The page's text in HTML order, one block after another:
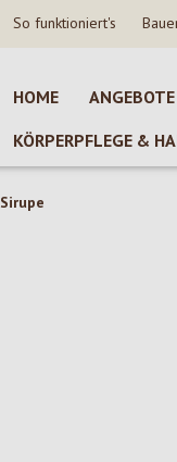
So funktioniert's
HOME ANGEBOTE
KÖRPERPFLEGE &
Sirupe